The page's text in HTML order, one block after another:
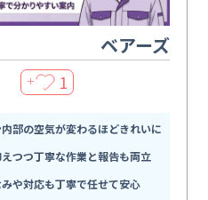
ベアーズ
＋ 1
部の空気が変わるほどきれいに
つつ丁寧な作業と報告も両立
や対応も丁寧で任せて安心